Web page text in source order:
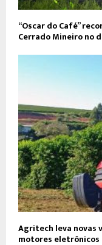
“Oscar do Café”
Cerrado Mineiro no
Agritech leva novas
motores eletrônicos